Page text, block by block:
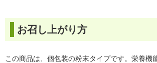
お召し上がり方
この商品は、個包装の粉末タイプです。栄養機